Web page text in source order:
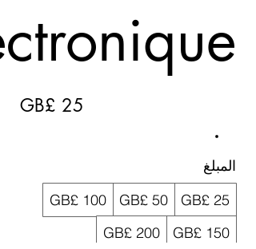
25 £GB
المبلغ
25 £GB
50 £GB
100 £GB
150 £GB
200 £GB